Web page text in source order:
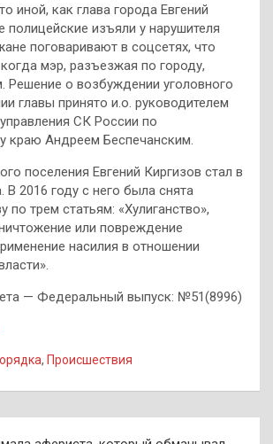
иной, как глава города Евгений
полицейские изъяли у нарушителя
поговаривают в соцсетях, что
мэр, разъезжая по городу,
Решение о возбуждении уголовного
главы принято и.о. руководителем
СК России по
краю Андреем Беспечанским.
поселения Евгений Киргизов стал в
В 2016 году с него была снята
по трем статьям: «Хулиганство»,
или повреждение
насилия в отношении
— Федеральный выпуск: №51(8996)
, Происшествия